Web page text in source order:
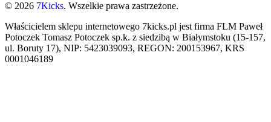
© 2026 7Kicks. Wszelkie prawa zastrzeżone.
Właścicielem sklepu internetowego 7kicks.pl jest firma FLM Paweł
Potoczek Tomasz Potoczek sp.k. z siedzibą w Białymstoku (15-157,
ul. Boruty 17), NIP: 5423039093, REGON: 200153967, KRS
0001046189